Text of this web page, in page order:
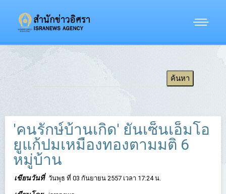
'คนรักษ์บ้านเกิด' ยันเซ็นเอ็มโอ
ยูแก้ปมเหมืองทองตามมติ 6
หมู่บ้าน
เขียนวันที่ วันพุธ ที่ 03 กันยายน 2557 เวลา 17:24 น.